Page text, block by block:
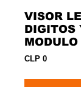
VISOR
DIGITOS
MODULO
CLP 0Precio